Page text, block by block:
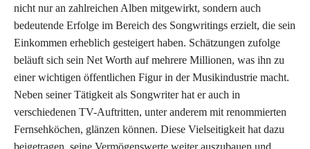
nicht nur an zahlreichen Alben mitgewirkt, sondern auch
bedeutende Erfolge im Bereich des Songwritings erzielt, die sein
Einkommen erheblich gesteigert haben. Schätzungen zufolge
beläuft sich sein Net Worth auf mehrere Millionen, was ihn zu
einer wichtigen öffentlichen Figur in der Musikindustrie macht.
Neben seiner Tätigkeit als Songwriter hat er auch in
verschiedenen TV-Auftritten, unter anderem mit renommierten
Fernsehköchen, glänzen können. Diese Vielseitigkeit hat dazu